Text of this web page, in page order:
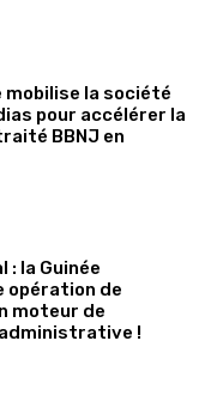
mobilise la société
pour accélérer la
BBNJ en
: la Guinée
opération de
moteur de
!